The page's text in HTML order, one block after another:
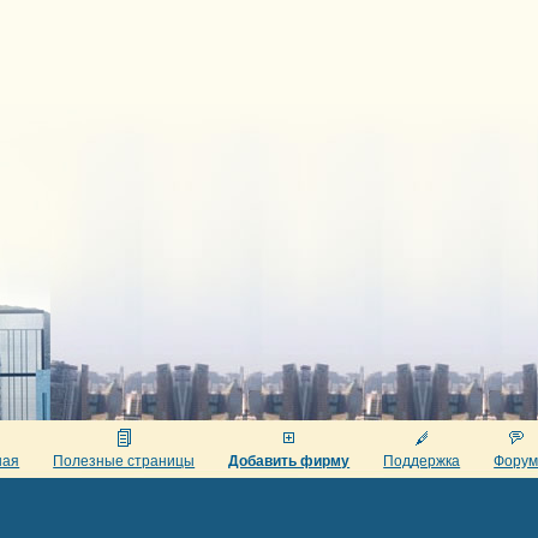
Полезные страницы Добавить фирму Поддержка Форум